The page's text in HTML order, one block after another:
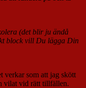
(det blir ju ändå
block vill Du lägga Din
verkar som att jag skött
vilat vid rätt tillfällen.